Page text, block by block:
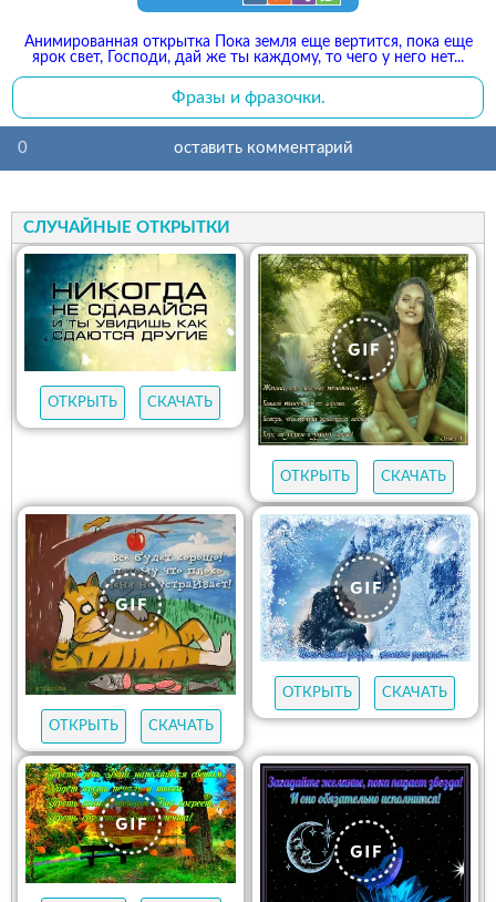
Анимированная открытка Пока земля еще вертится, пока еще
ярок свет, Господи, дай же ты каждому, то чего у него нет...
Фразы и фразочки.
0 оставить комментарий
СЛУЧАЙНЫЕ ОТКРЫТКИ
ОТКРЫТЬ СКАЧАТЬ
ОТКРЫТЬ СКАЧАТЬ
ОТКРЫТЬ СКАЧАТЬ
ОТКРЫТЬ СКАЧАТЬ